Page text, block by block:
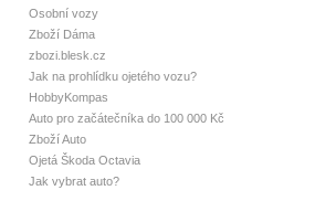
Osobní vozy
Zboží Dáma
zbozi.blesk.cz
Jak na prohlídku ojetého vozu?
HobbyKompas
Auto pro začátečníka do 100 000 Kč
Zboží Auto
Ojetá Škoda Octavia
Jak vybrat auto?